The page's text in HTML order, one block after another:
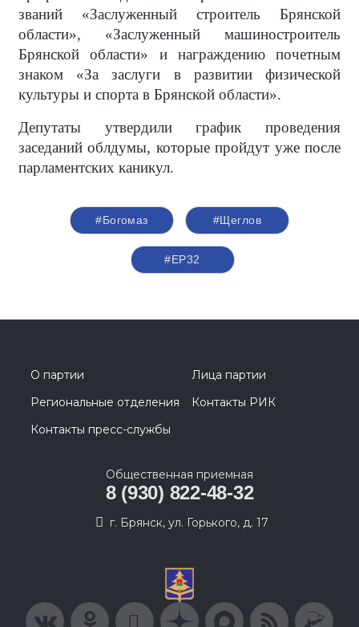
званий «Заслуженный строитель Брянской
области», «Заслуженный машиностроитель
Брянской области» и награждению почетным
знаком «За заслуги в развитии физической
культуры и спорта в Брянской области».
Депутаты утвердили график проведения
заседаний облдумы, которые пройдут уже после
парламентских каникул.
#Богомаз #Щеглов
#ЕР32
О партии
Лица партии
Региональные отделения
Контакты РИК
Контакты пресс-службы
Общественная приемная
8 (930) 822-48-32
г. Брянск, ул. Горького, д. 17